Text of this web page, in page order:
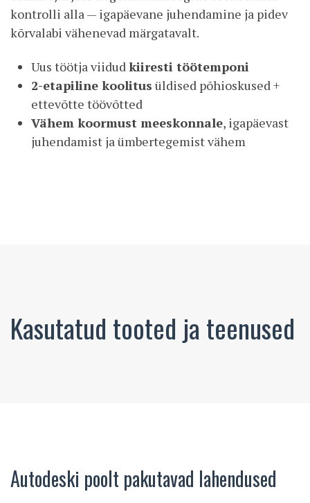
kontrolli alla — igapäevane juhendamine ja pidev
kõrvalabi vähenevad märgatavalt.
Uus töötja viidud kiiresti töötemponi
2-etapiline koolitus üldised põhioskused +
ettevõtte töövõtted
Vähem koormust meeskonnale, igapäevast
juhendamist ja ümbertegemist vähem
Kasutatud tooted ja teenused
Autodeski poolt pakutavad lahendused